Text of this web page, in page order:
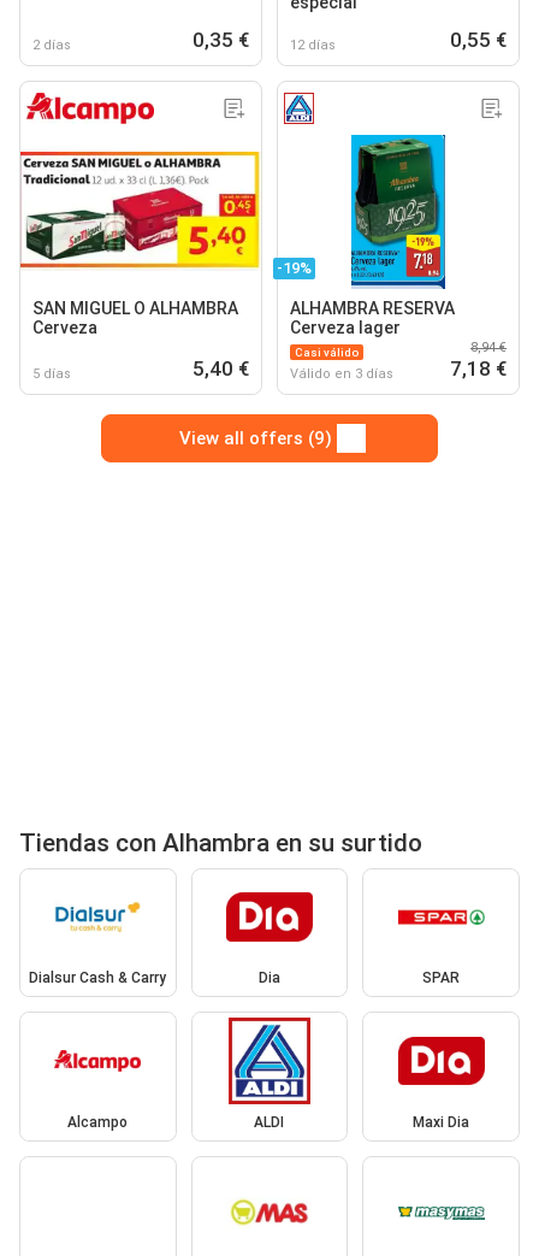
2 días 0,35 € 12 días 0,55 €
SAN MIGUEL O ALHAMBRA
Cerveza
5 días 5,40 €
-19%
ALHAMBRA RESERVA
Cerveza lager
Casi válido
Válido en 3 días
8,94 €
7,18 €
View all offers (9)
Tiendas con Alhambra en su surtido
Dialsur Cash & Carry Dia SPAR
Alcampo ALDI Maxi Dia